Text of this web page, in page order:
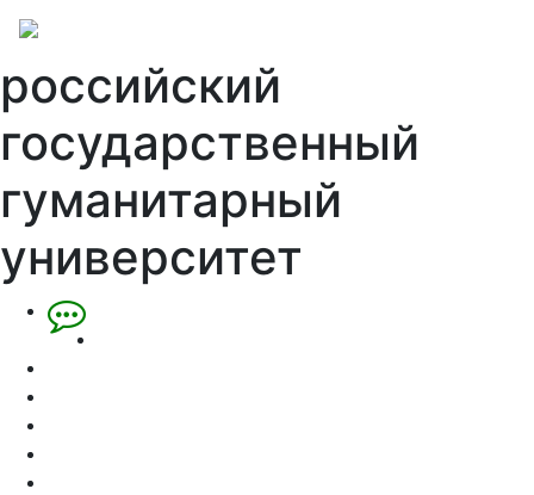
российский
государственный
гуманитарный
университет